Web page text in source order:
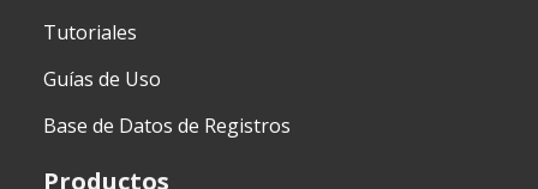
Tutoriales
Guías de Uso
Base de Datos de Registros
Productos